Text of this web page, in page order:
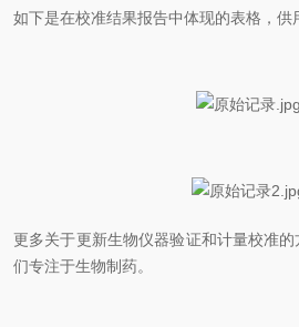
如下是在校准结果报告中体现的表格，供
更多关于更新生物仪器验证和计量校准
们专注于生物制药。